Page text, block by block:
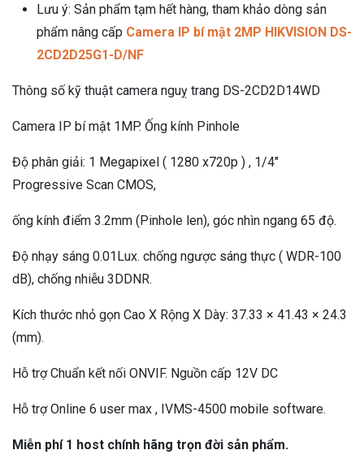
Lưu ý: Sản phẩm tạm hết hàng, tham khảo dòng sản
phẩm nâng cấp Camera IP bí mật 2MP HIKVISION DS-
2CD2D25G1-D/NF
Thông số kỹ thuật camera nguỵ trang DS-2CD2D14WD
Camera IP bí mật 1MP. Ống kính Pinhole
Độ phân giải: 1 Megapixel ( 1280 x720p ) , 1/4″
Progressive Scan CMOS,
ống kính điểm 3.2mm (Pinhole len), góc nhìn ngang 65 độ.
Độ nhạy sáng 0.01Lux. chống ngược sáng thực ( WDR-100
dB), chống nhiễu 3DDNR.
Kích thước nhỏ gọn Cao X Rộng X Dày: 37.33 × 41.43 × 24.3
(mm).
Hỗ trợ Chuẩn kết nối ONVIF. Nguồn cấp 12V DC
Hỗ trợ Online 6 user max , IVMS-4500 mobile software.
Miễn phí 1 host chính hãng trọn đời sản phẩm.